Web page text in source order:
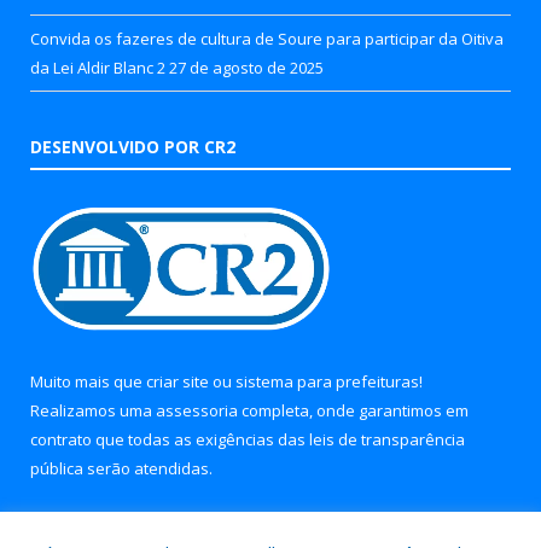
Convida os fazeres de cultura de Soure para participar da Oitiva
da Lei Aldir Blanc 2 27 de agosto de 2025
DESENVOLVIDO POR CR2
Muito mais que criar site ou sistema para prefeituras!
Realizamos uma assessoria completa, onde garantimos em
contrato que todas as exigências das leis de transparência
pública serão atendidas.